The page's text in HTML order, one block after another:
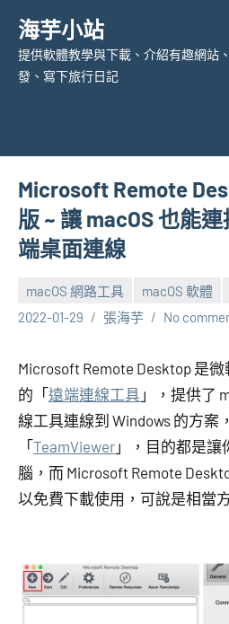
content
海芋小站
提供軟體教學與下載、介紹有趣網站
發、寫下旅行日記
Microsoft Remote
版 ~ 讓 macOS 也能
端桌面連線
macOS 網路工具 macOS 軟體
2022-01-29
張海芋 No
Microsoft Remote Desktop 是
的「遠端連線工具 」，提供了
線工具連線到 Windows 的方案
「TeamViewer 」，目的都是
腦，而 Microsoft Remote
以免費下載使用，可說是相當